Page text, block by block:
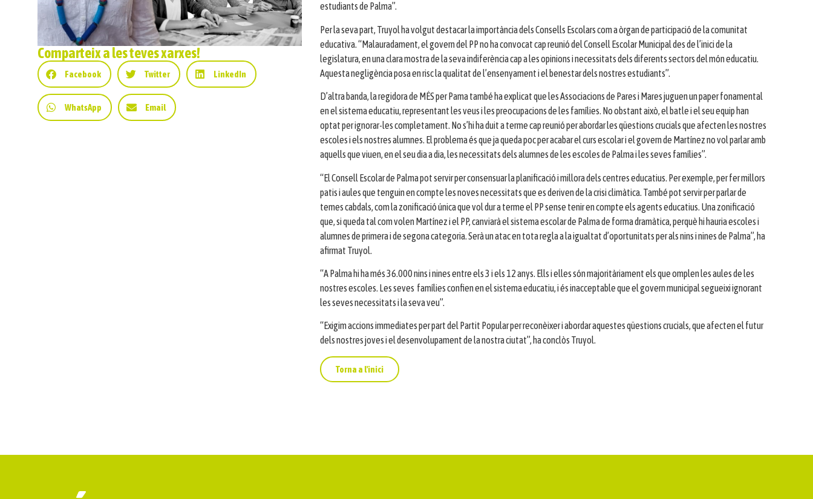
Comparteix a les teves xarxes!
Facebook Twitter LinkedIn
WhatsApp Email
estudiants de Palma”.
Per la seva part, Truyol ha volgut destacar la importància dels Consells Escolars com a òrgan de participació de la comunitat
educativa. “Malauradament, el govern del PP no ha convocat cap reunió del Consell Escolar Municipal des de l’inici de la
legislatura, en una clara mostra de la seva indiferència cap a les opinions i necessitats dels diferents sectors del món educatiu.
Aquesta negligència posa en risc la qualitat de l’ensenyament i el benestar dels nostres estudiants”.
D’altra banda, la regidora de MÉS per Pama també ha explicat que les Associacions de Pares i Mares juguen un paper fonamental
en el sistema educatiu, representant les veus i les preocupacions de les famílies. No obstant això, el batle i el seu equip han
optat per ignorar-les completament. No s’hi ha duit a terme cap reunió per abordar les qüestions crucials que afecten les nostres
escoles i els nostres alumnes. El problema és que ja queda poc per acabar el curs escolar i el govern de Martínez no vol parlar amb
aquells que viuen, en el seu dia a dia, les necessitats dels alumnes de les escoles de Palma i les seves famílies”.
“El Consell Escolar de Palma pot servir per consensuar la planificació i millora dels centres educatius. Per exemple, per fer millors
patis i aules que tenguin en compte les noves necessitats que es deriven de la crisi climàtica. També pot servir per parlar de
temes cabdals, com la zonificació única que vol dur a terme el PP sense tenir en compte els agents educatius. Una zonificació
que, si queda tal com volen Martínez i el PP, canviarà el sistema escolar de Palma de forma dramàtica, perquè hi hauria escoles i
alumnes de primera i de segona categoria. Serà un atac en tota regla a la igualtat d’oportunitats per als nins i nines de Palma”, ha
afirmat Truyol.
“A Palma hi ha més 36.000 nins i nines entre els 3 i els 12 anys. Ells i elles són majoritàriament els que omplen les aules de les
nostres escoles. Les seves famílies confien en el sistema educatiu, i és inacceptable que el govern municipal segueixi ignorant
les seves necessitats i la seva veu”.
“Exigim accions immediates per part del Partit Popular per reconèixer i abordar aquestes qüestions crucials, que afecten el futur
dels nostres joves i el desenvolupament de la nostra ciutat”, ha conclòs Truyol.
Torna a l'inici